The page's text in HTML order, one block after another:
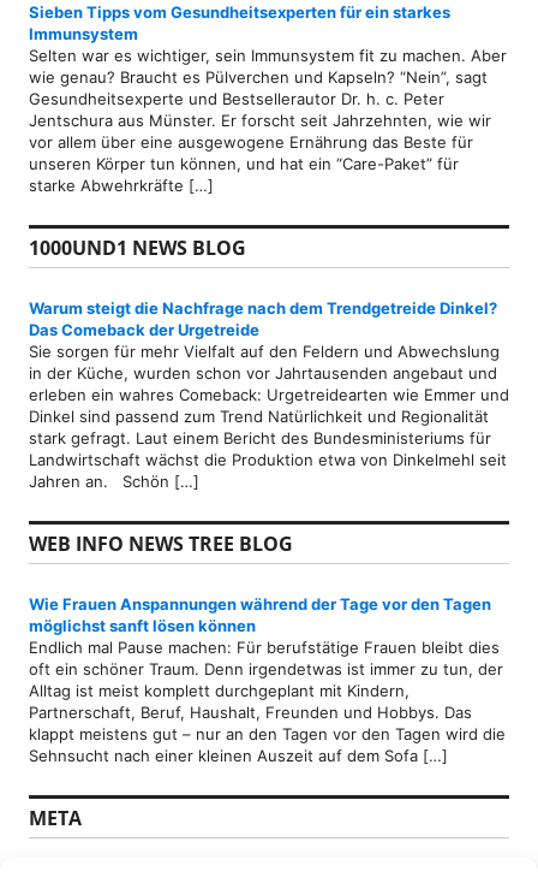
Sieben Tipps vom Gesundheitsexperten für ein starkes
Immunsystem
Selten war es wichtiger, sein Immunsystem fit zu machen. Aber
wie genau? Braucht es Pülverchen und Kapseln? “Nein”, sagt
Gesundheitsexperte und Bestsellerautor Dr. h. c. Peter
Jentschura aus Münster. Er forscht seit Jahrzehnten, wie wir
vor allem über eine ausgewogene Ernährung das Beste für
unseren Körper tun können, und hat ein “Care-Paket” für
starke Abwehrkräfte […]
1000UND1 NEWS BLOG
Warum steigt die Nachfrage nach dem Trendgetreide Dinkel?
Das Comeback der Urgetreide
Sie sorgen für mehr Vielfalt auf den Feldern und Abwechslung
in der Küche, wurden schon vor Jahrtausenden angebaut und
erleben ein wahres Comeback: Urgetreidearten wie Emmer und
Dinkel sind passend zum Trend Natürlichkeit und Regionalität
stark gefragt. Laut einem Bericht des Bundesministeriums für
Landwirtschaft wächst die Produktion etwa von Dinkelmehl seit
Jahren an. Schön […]
WEB INFO NEWS TREE BLOG
Wie Frauen Anspannungen während der Tage vor den Tagen
möglichst sanft lösen können
Endlich mal Pause machen: Für berufstätige Frauen bleibt dies
oft ein schöner Traum. Denn irgendetwas ist immer zu tun, der
Alltag ist meist komplett durchgeplant mit Kindern,
Partnerschaft, Beruf, Haushalt, Freunden und Hobbys. Das
klappt meistens gut – nur an den Tagen vor den Tagen wird die
Sehnsucht nach einer kleinen Auszeit auf dem Sofa […]
META